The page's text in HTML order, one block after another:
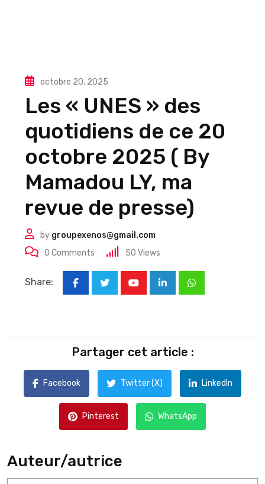
octobre 20, 2025
Les « UNES » des
quotidiens de ce 20
octobre 2025 ( By
Mamadou LY, ma
revue de presse)
by groupexenos@gmail.com
0 Comments 50 Views
Share:
LinkedInWhatsapp
Partager cet article :
Facebook Twitter (X) LinkedIn
Pinterest WhatsApp
Auteur/autrice